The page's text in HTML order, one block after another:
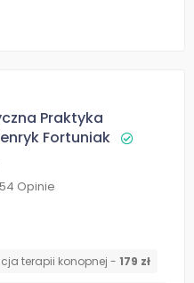
Praktyka
Fortuniak
Opinie
terapii konopnej - 179 zł